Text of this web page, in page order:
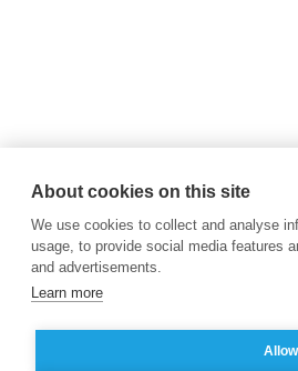
About cookies on this site
We use cookies to collect and analyse
usage, to provide social media features
and advertisements.
Learn more